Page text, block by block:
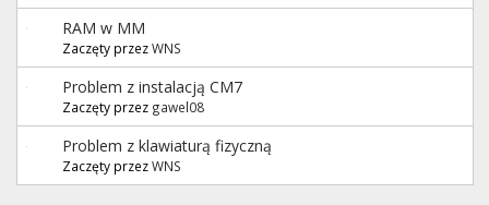
RAM w MM
Zaczęty przezWNS
Problem z instalacją CM7
Zaczęty przez gawel08
Problem z klawiaturą fizyczną
Zaczęty przezWNS